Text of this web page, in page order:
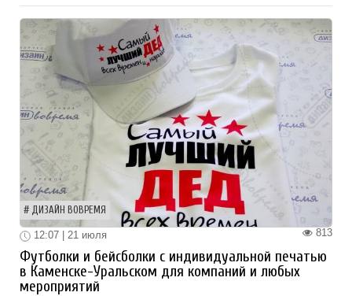
ДИЗАЙН ВОВРЕМЯ
813
12:07 | 21 июля
Футболки и бейсболки с индивидуальной печатью
в Каменске-Уральском для компаний и любых
мероприятий